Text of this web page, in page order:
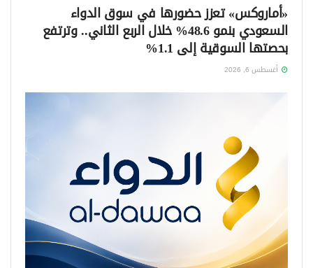
«أماروكس» تعزز حضورها في سوق الدواء
السعودي بنمو 48.6% خلال الربع الثاني.. وترتفع
بحصتها السوقية إلى 1.1%
أغسطس 6, 2026